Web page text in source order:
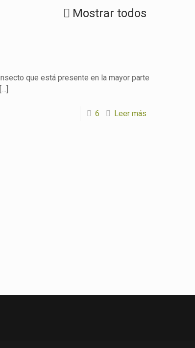
Mostrar todos
que está presente en la mayor parte
[…]
6 Leer más